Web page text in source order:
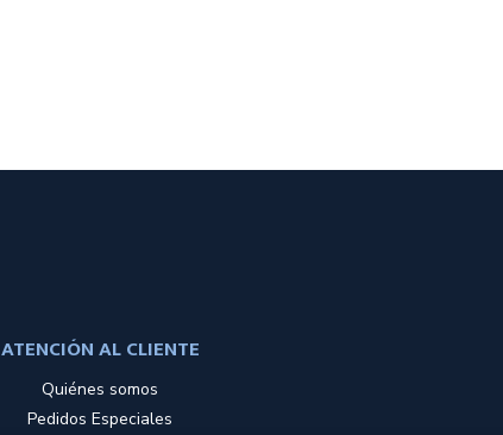
ATENCIÓN AL CLIENTE
Quiénes somos
Pedidos Especiales